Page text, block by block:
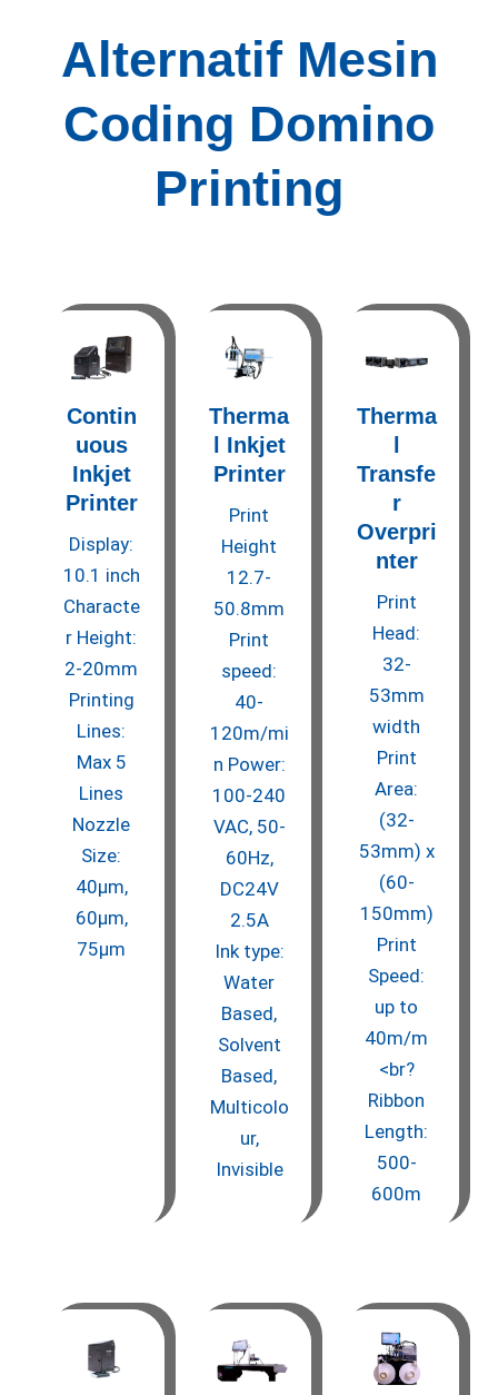
Alternatif Mesin
Coding Domino
Printing
Contin
uous
Inkjet
Printer
Display:
10.1 inch
Characte
r Height:
2-20mm
Printing
Lines:
Max 5
Lines
Nozzle
Size:
40μm,
60μm,
75μm
Therma
l Inkjet
Printer
Print
Height
12.7-
50.8mm
Print
speed:
40-
120m/mi
n Power:
100-240
VAC, 50-
60Hz,
DC24V
2.5A
Ink type:
Water
Based,
Solvent
Based,
Multicolo
ur,
Invisible
Therma
Transfe
r
Overpri
nter
Print
Head:
32-
53mm
width
Print
Area:
(32-
53mm) x
(60-
150mm)
Print
Speed:
up to
40m/m
<br?
Ribbon
Length:
500-
600m